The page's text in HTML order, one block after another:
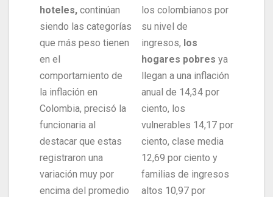
hoteles, continúan
siendo las categorías
que más peso tienen
en el
comportamiento de
la inflación en
Colombia, precisó la
funcionaria al
destacar que estas
registraron una
variación muy por
encima del promedio
los colombianos por
su nivel de
ingresos, los
hogares pobres ya
llegan a una inflación
anual de 14,34 por
ciento, los
vulnerables 14,17 por
ciento, clase media
12,69 por ciento y
familias de ingresos
altos 10,97 por